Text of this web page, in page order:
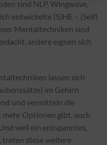
sind NLP, Wingwave,
entwickelte (S)HE – (Self)
Mentaltechniken sind
andere eignen sich
lassen sich
im Gehirn
und vermitteln die
mehr Optionen gibt, auch
weil ein entspanntes,
diese weitere